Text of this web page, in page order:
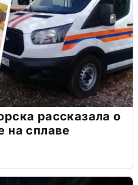
рассказала о
на сплаве